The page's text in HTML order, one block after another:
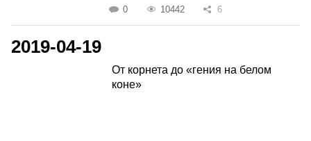
0 10442 6
2019-04-19
От корнета до «гения на белом
коне»